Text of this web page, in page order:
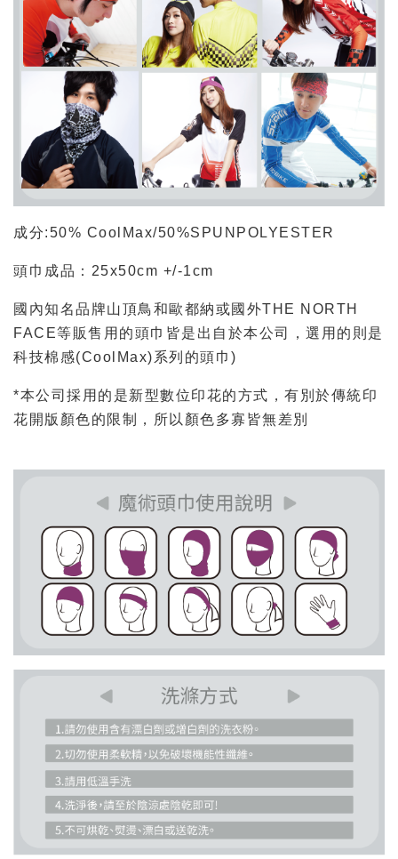
成分:50% CoolMax/50%SPUNPOLYESTER
頭巾成品：25x50cm +/-1cm
國內知名品牌山頂鳥和歐都納或國外THE NORTH
FACE等販售用的頭巾皆是出自於本公司，選用的則是
科技棉感(CoolMax)系列的頭巾)
*本公司採用的是新型數位印花的方式，有別於傳統印
花開版顏色的限制，所以顏色多寡皆無差別